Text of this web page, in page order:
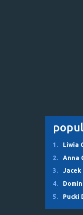
1. Liwia
2.
Anna
3.
Jacek
4.
5.
Pucki